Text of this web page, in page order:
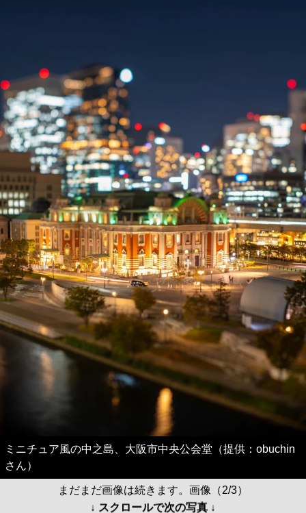
ミニチュア風の中之島、大阪市中央公会堂（提供：obuchin
さん）
まだまだ画像は続きます。画像（2/3）
↓ スクロールで次の写真 ↓